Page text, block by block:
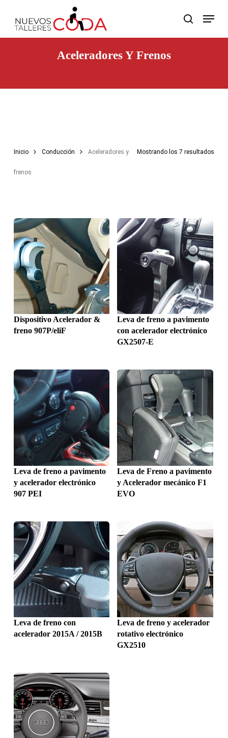
content
search
Menu
Aceleradores Y Frenos
Mostrando los 7 resultados
Inicio Conducción Aceleradores y
frenos
Dispositivo Acelerador &
freno 907P/eliF
Leva de freno a pavimento
con acelerador electrónico
GX2507-E
Leva de freno a pavimento
y acelerador electrónico
907 PEI
Leva de Freno a pavimento
y Acelerador mecánico F1
EVO
Leva de freno con
acelerador 2015A / 2015B
Leva de freno y acelerador
rotativo electrónico
GX2510